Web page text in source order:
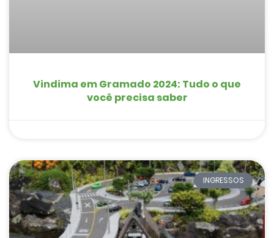
Vindima em Gramado 2024: Tudo o que
você precisa saber
INGRESSOS